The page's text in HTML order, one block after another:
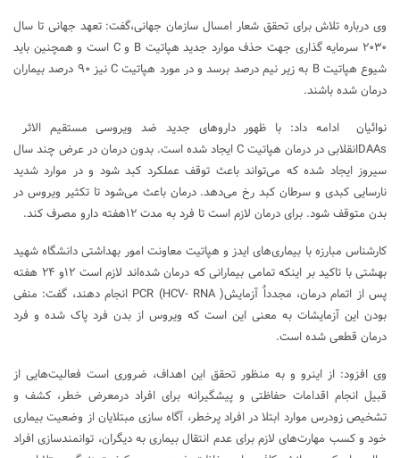
وی درباره تلاش برای تحقق شعار امسال سازمان جهانی،گفت: تعهد جهانی تا سال
۲۰۳۰ سرمایه گذاری جهت حذف موارد جدید هپاتیت B و C است و همچنین باید
شیوع هپاتیت B به زیر نیم درصد برسد و در مورد هپاتیت C نیز ۹۰ درصد بیماران
درمان شده باشند.
نوائیان ادامه داد: با ظهور داروهای جدید ضد ویروسی مستقیم الاثر
DAAsانقلابی در درمان هپاتیت C ایجاد شده است. بدون درمان در عرض چند سال
سیروز ایجاد شده که می‌تواند باعث توقف عملکرد کبد شود و در موارد شدید
نارسایی کبدی و سرطان کبد رخ می‌دهد. درمان باعث می‌شود تا تکثیر ویروس در
بدن متوقف شود. برای درمان لازم است تا فرد به مدت ۱۲هفته دارو مصرف کند.
کارشناس مبارزه با بیماری‌های ایدز و هپاتیت معاونت امور بهداشتی دانشگاه شهید
بهشتی با تاکید بر اینکه تمامی بیمارانی که درمان شده‌اند لازم است ۱۲و ۲۴ هفته
پس از اتمام درمان، مجدداٌ آزمایش( HCV- RNA) PCR انجام دهند، گفت: منفی
بودن این آزمایشات به معنی این است که ویروس از بدن فرد پاک شده و فرد
درمان قطعی شده است.
وی افزود: از اینرو و به منظور تحقق این اهداف، ضروری است فعالیت‌هایی از
قبیل انجام اقدامات حفاظتی و پیشگیرانه برای افراد درمعرض خطر، کشف و
تشخیص زودرس موارد ابتلا در افراد پرخطر، آگاه سازی مبتلایان از وضعیت بیماری
خود و کسب مهارت‌های لازم برای عدم انتقال بیماری به دیگران، توانمندسازی افراد